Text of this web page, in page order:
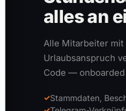
alles an
Alle Mitarbeiter mit
Urlaubsanspruch
Code —
Stammdaten,